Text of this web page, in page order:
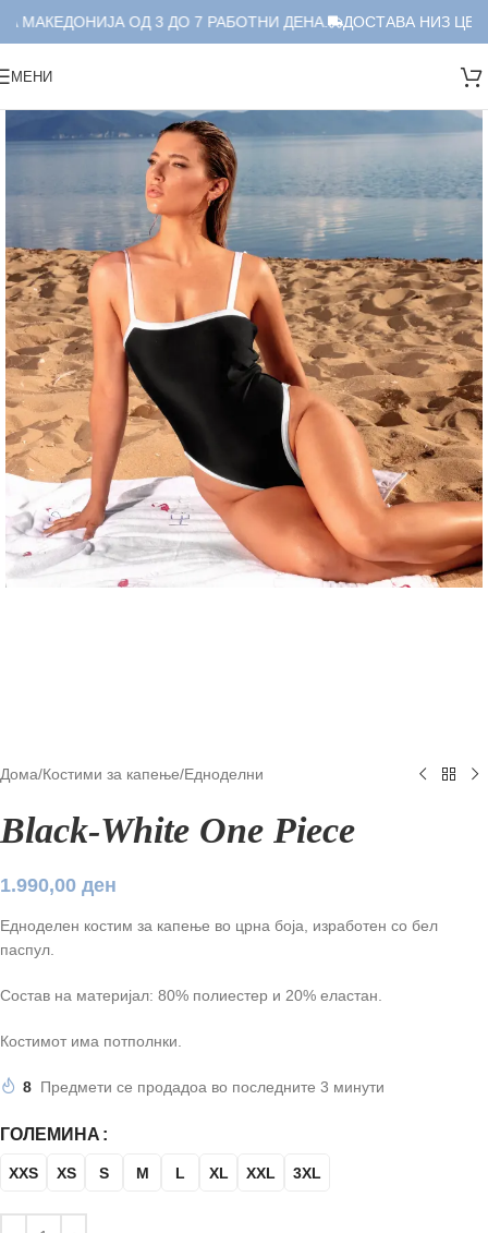
МАКЕДОНИЈА ОД 3 ДО 7 РАБОТНИ ДЕНА. ДОСТАВА НИЗ
МЕНИ
Дома/Костими за капење/Едноделни
Black-White One Piece
1.990,00 ден
Едноделен костим за капење во црна боја, изработен со бел
паспул.
Состав на материјал: 80% полиестер и 20% еластан.
Костимот има потполнки.
8 Предмети се продадоа во последните 3 минути
ГОЛЕМИНА
XXS XS S M L XL XXL 3XL